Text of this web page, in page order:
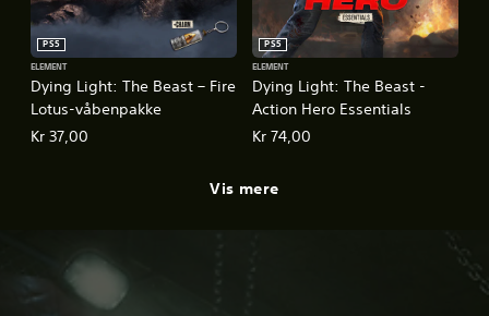
Dying Light: The Beast – Fire
Lotus-våbenpakke
PS5
ELEMENT
Kr 37,00
Dying Light: The Beast -
Action Hero Essentials
PS5
ELEMENT
Kr 74,00
Vis mere